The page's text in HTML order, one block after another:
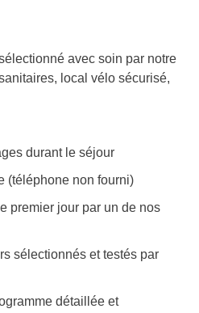
avec soin par notre
local vélo sécurisé,
durant le séjour
(téléphone non fourni)
premier jour par un de nos
sélectionnés et testés par
détaillée et